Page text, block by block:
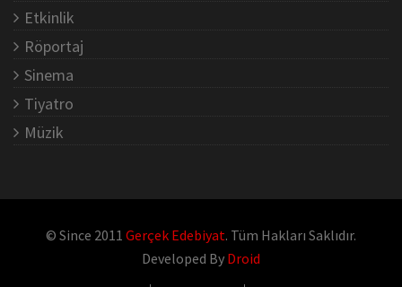
Etkinlik
Röportaj
Sinema
Tiyatro
Müzik
© Since 2011 Gerçek Edebiyat. Tüm Hakları Saklıdır.
Developed By Droid